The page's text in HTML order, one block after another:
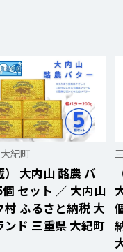
紀町
） 大内山 酪農 バ
セット ／ 大内山
村 ふるさと納税 大
ンド 三重県 大紀町